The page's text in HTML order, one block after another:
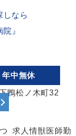
年中無休
鴨松ノ木町32
求人情獣医師勤